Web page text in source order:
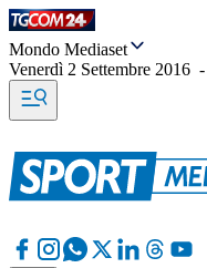
Mondo Mediaset
Venerdì 2 Settembre 2016 -